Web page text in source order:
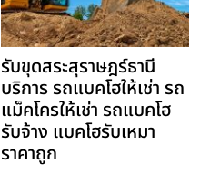
รับขุดสระสุราษฎร์ธานี
บริการ รถแบคโฮให้เช่า รถ
แม็คโครให้เช่า รถแบคโฮ
รับจ้าง แบคโฮรับเหมา
ราคาถูก